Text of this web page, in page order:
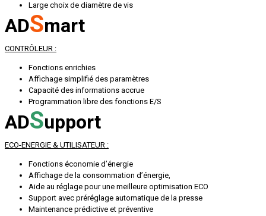
Large choix de diamètre de vis
ADSmart
CONTRÔLEUR :
Fonctions enrichies
Affichage simplifié des paramètres
Capacité des informations accrue
Programmation libre des fonctions E/S
ADSupport
ECO-ENERGIE & UTILISATEUR :
Fonctions économie d’énergie
Affichage de la consommation d’énergie,
Aide au réglage pour une meilleure optimisation ECO
Support avec préréglage automatique de la presse
Maintenance prédictive et préventive